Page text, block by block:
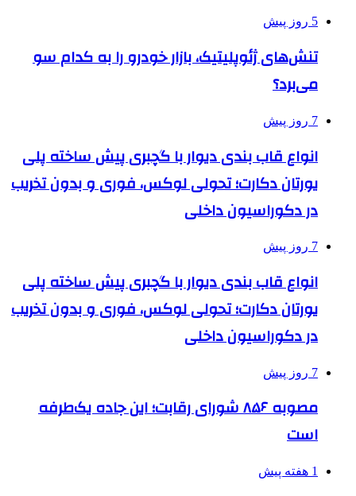
5 روز پیش
تنش‌های ژئوپلیتیک، بازار خودرو را به کدام سو
می‌برد؟
7 روز پیش
انواع قاب بندی دیوار با گچبری پیش ساخته پلی
یورتان دکارت؛ تحولی لوکس، فوری و بدون تخریب
در دکوراسیون داخلی
7 روز پیش
انواع قاب بندی دیوار با گچبری پیش ساخته پلی
یورتان دکارت؛ تحولی لوکس، فوری و بدون تخریب
در دکوراسیون داخلی
7 روز پیش
مصوبه ۸۵۶ شورای رقابت؛ این جاده یک‌طرفه
است
1 هفته پیش